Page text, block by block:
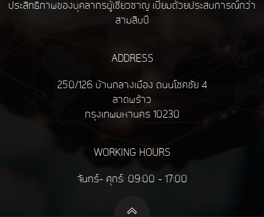
ADDRESS
250/126 บ้านกลางเมือง ถนนโชคชัย 4
ลาดพร้าว
กรุงเทพมหานคร 10230
ประสิทธิภาพของบุคลากรผู้เชี่ยวชาญ เปี่ยมด้วยประสบการณ์กว่า
สามสิบปี
WORKING HOURS
จันทร์- ศุกร์: 09:00 - 17:00